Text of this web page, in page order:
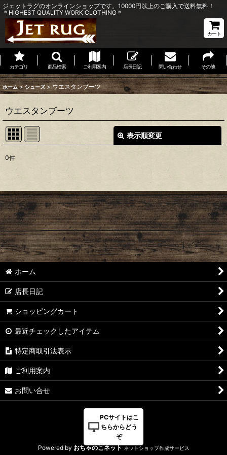
ジェットラグのオンラインショップです。10000円以上のご購入で送料無料！
＊HIGHEST QUALITY WORK CLOTHING＊
カート
カテゴリ 商品検索 ご利用案内 店長日記 問い合わせ その他
ホーム > シューズ > ウエスタンブーツ
ウエスタンブーツ
表示順変更
並び順:
絞り込む
0件
ホーム
店長日記
ショッピングカート
最近チェックしたアイテム
特定商取引法表示
ご利用案内
お問い合せ
PCサイトはこ
ちらからどう
ぞ
Powered by おちゃのこネット ネットショップ作成サービス